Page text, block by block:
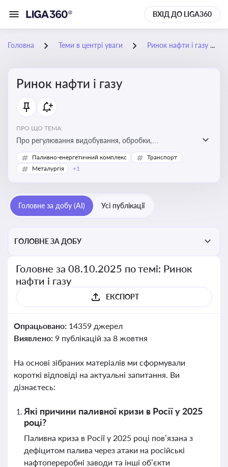
ВХІД ДО LIGA360
Головна Теми в центрі уваги Ринок нафти і газу
Ринок нафти і газу
ПРО ЩО ТЕМА:
Про регулювання видобування, обробки,
транспортування та реалізації нафти й природного
газу, що критично важливо для енергетичної безпеки,
Паливно-енергетичний комплекс
Транспорт
Металургія
+1
Головне за добу (AI) Усі публікації
ГОЛОВНЕ ЗА ДОБУ
Головне за 08.10.2025 по темі: Ринок
нафти і газу
ЕКСПОРТ
Опрацьовано: 14359 джерел
Виявлено: 9 публікацій за 8 жовтня
На основі зібраних матеріалів ми сформували
короткі відповіді на актуальні запитання. Ви
дізнаєтесь:
Які причини паливної кризи в Росії у 2025
році?
Паливна криза в Росії у 2025 році пов’язана з
дефіцитом палива через атаки на російські
нафтопереробні заводи та інші об’єкти